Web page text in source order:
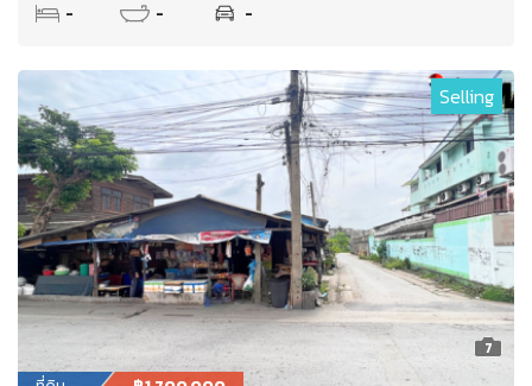
-
- -
7
Selling